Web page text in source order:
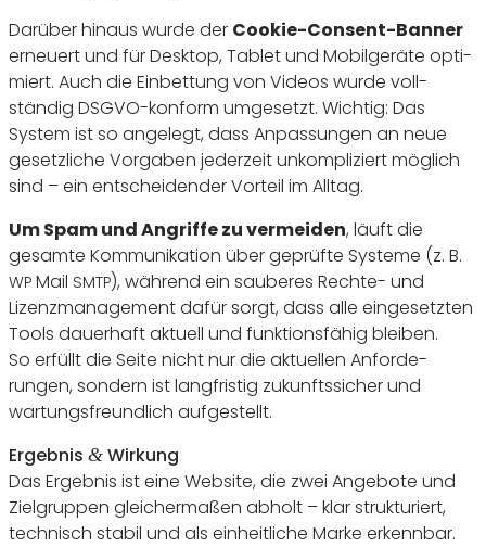
Darüber hinaus wurde der Cookie-Consent-Banner
erneuert und für Desktop, Tablet und Mobil­ge­räte opti­
miert. Auch die Einbet­tung von Videos wurde voll­
ständig DSGVO-konform umge­setzt. Wichtig: Das
System ist so ange­legt, dass Anpas­sungen an neue
gesetz­liche Vorgaben jeder­zeit unkom­pli­ziert möglich
sind – ein entschei­dender Vorteil im Alltag.
Um Spam und Angriffe zu vermeiden, läuft die
gesamte Kommu­ni­ka­tion über geprüfte Systeme (z. B.
WP Mail SMTP), während ein sauberes Rechte- und
Lizenz­ma­nage­ment dafür sorgt, dass alle einge­setzten
Tools dauer­haft aktuell und funk­ti­ons­fähig bleiben.
So erfüllt die Seite nicht nur die aktu­ellen Anfor­de­
rungen, sondern ist lang­fristig zukunfts­si­cher und
wartungs­freund­lich aufgestellt.
Ergebnis & Wirkung
Das Ergebnis ist eine Website, die zwei Ange­bote und
Ziel­gruppen glei­cher­maßen abholt – klar struk­tu­riert,
tech­nisch stabil und als einheit­liche Marke erkennbar.